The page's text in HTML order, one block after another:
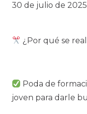
30 de julio de 2025
¿Por qué se
Poda de
joven para darle